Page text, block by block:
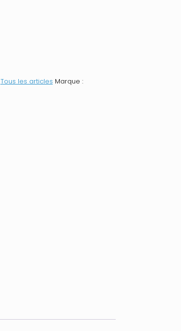
Tous les articles Marque :